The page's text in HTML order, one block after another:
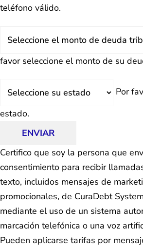
teléfono válido.
favor seleccione el monto de su
Por
estado.
ENVIAR
Certifico que soy la persona que
consentimiento para recibir
texto, incluidos mensajes de
promocionales, de CuraDebt
mediante el uso de un sistema
marcación telefónica o una voz
Pueden aplicarse tarifas por